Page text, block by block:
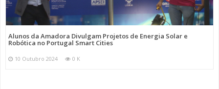
Alunos da Amadora Divulgam Projetos de Energia Solar e
Robótica no Portugal Smart Cities
10 Outubro 2024 0 K